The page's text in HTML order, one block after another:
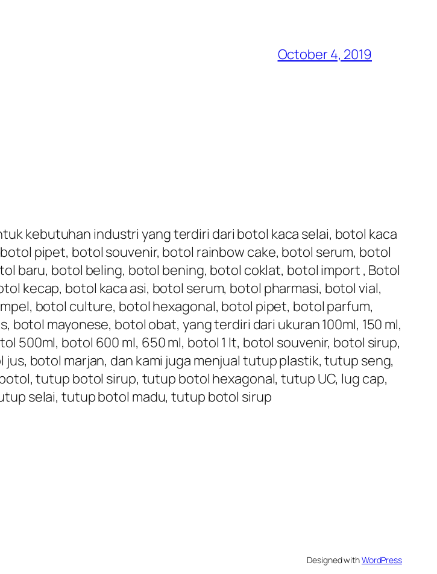
October 4, 2019
kebutuhan industri yang terdiri dari botol kaca selai, botol kaca
pipet, botol souvenir, botol rainbow cake, botol serum, botol
baru, botol beling, botol bening, botol coklat, botol import , Botol
kecap, botol kaca asi, botol serum, botol pharmasi, botol vial,
botol culture, botol hexagonal, botol pipet, botol parfum,
mayonese, botol obat, yang terdiri dari ukuran 100ml, 150 ml,
500ml, botol 600 ml, 650 ml, botol 1 lt, botol souvenir, botol sirup,
botol marjan, dan kami juga menjual tutup plastik, tutup seng,
tutup botol sirup, tutup botol hexagonal, tutup UC, lug cap,
selai, tutup botol madu, tutup botol sirup
Designed withWordPress